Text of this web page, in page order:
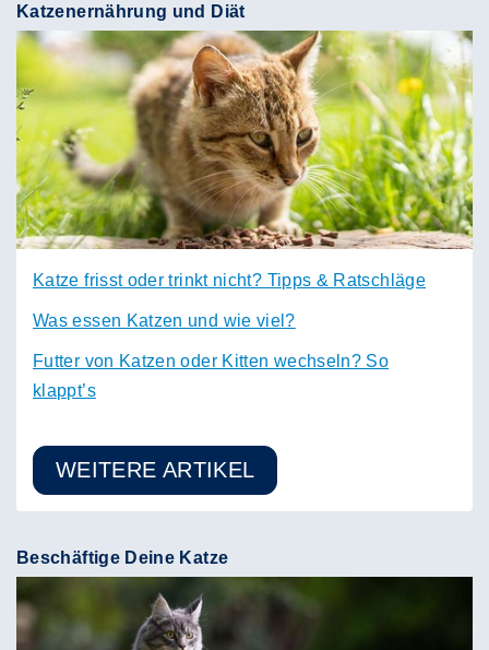
Katzenernährung und Diät
Katze frisst oder trinkt nicht? Tipps & Ratschläge
Was essen Katzen und wie viel?
Futter von Katzen oder Kitten wechseln? So
klappt’s
WEITERE ARTIKEL
Beschäftige Deine Katze